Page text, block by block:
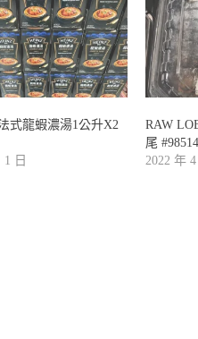
式龍蝦濃湯1公升X2
1 日
RAW
尾 #98514
2022 年